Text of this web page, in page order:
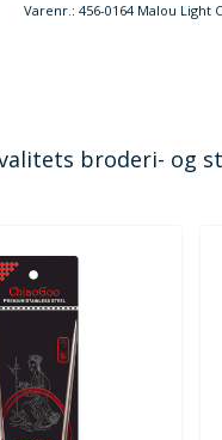
Varenr.:456-0164 Malou Light
broderi-